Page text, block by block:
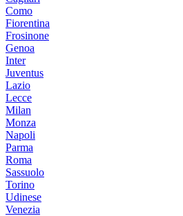
Como
Fiorentina
Frosinone
Genoa
Inter
Juventus
Lazio
Lecce
Milan
Monza
Napoli
Parma
Roma
Sassuolo
Torino
Udinese
Venezia